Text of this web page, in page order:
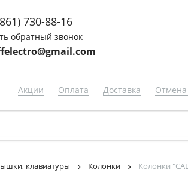
730-88-16
обратный звонок
Акции Оплата Доставка Отмена
клавиатуры Колонки
Колонки